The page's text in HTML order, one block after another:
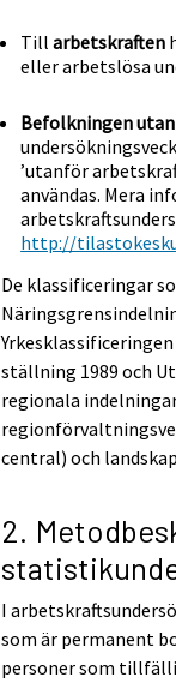
Tillarbetskraften
eller arbetslösa
Befolkningen
’utanför
användas. Mera
http://
De klassificeringar
ställning 1989 och
regionala
central) och
2.
I
som är permanent
personer som